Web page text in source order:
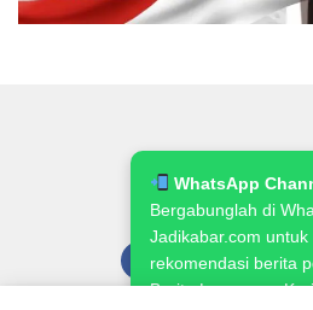
WhatsApp
Bergabunglah di
Jadikabar.com
rekomendasi berita
Berita Lowongan